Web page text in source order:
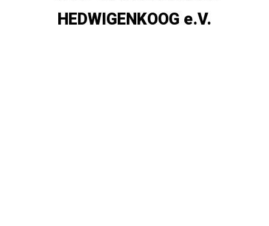
HEDWIGENKOOG e.V.